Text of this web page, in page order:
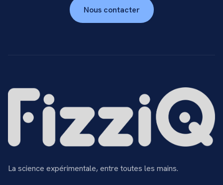
Nous contacter
La science expérimentale, entre toutes les mains.